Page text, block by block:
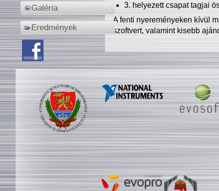
Galéria
Eredmények
3. helyezett csapat tagjai
A fenti nyereményeken kívül
szoftvert, valamint kisebb